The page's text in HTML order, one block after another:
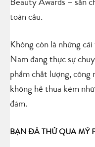
Beauty Awards – sân
toàn cầu.
Không còn là những
Nam đang thực sự
phẩm chất lượng,
không hề thua kém
đám.
BẠN ĐÃ THỬ QUA MỸ